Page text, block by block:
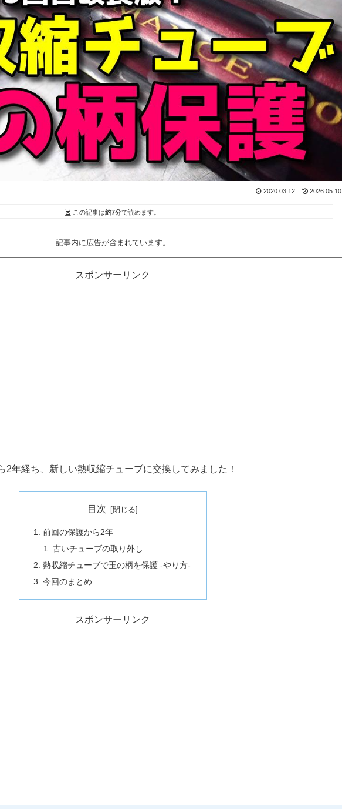
2020.03.12 2026.05.10
この記事は約7分で読めます。
記事内に広告が含まれています。
スポンサーリンク
2年経ち、新しい熱収縮チューブに交換してみました！
目次
前回の保護から2年
古いチューブの取り外し
熱収縮チューブで玉の柄を保護 -やり方-
今回のまとめ
スポンサーリンク